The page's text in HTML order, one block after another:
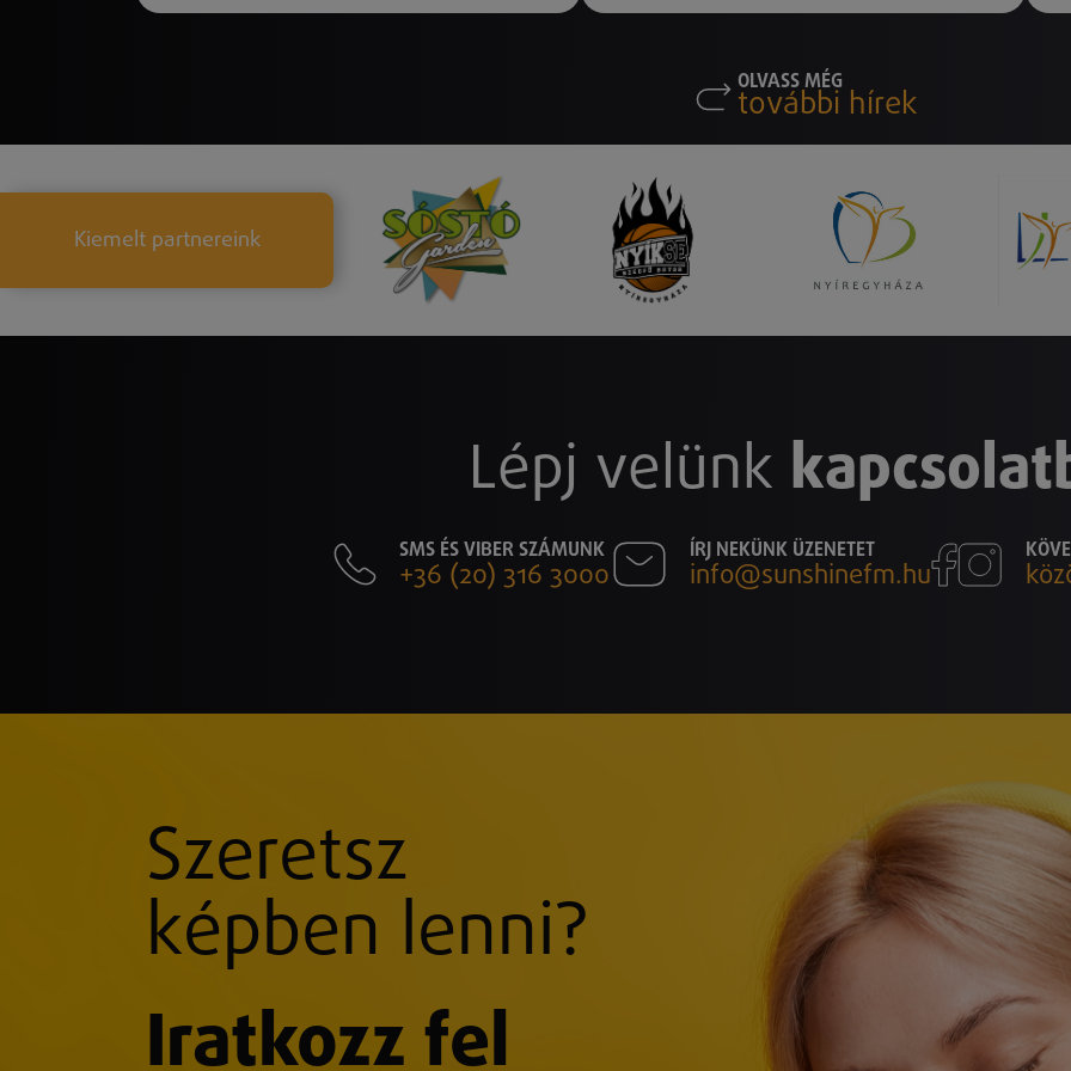
OLVASS MÉG
további hírek
Kiemelt partnereink
Lépj velünk
SMS ÉS VIBER SZÁMUNK
+36 (20) 316 3000
ÍRJ NEKÜNK ÜZENETET
info@sunshinefm.hu
Szeretsz
képben lenni?
Iratkozz fel